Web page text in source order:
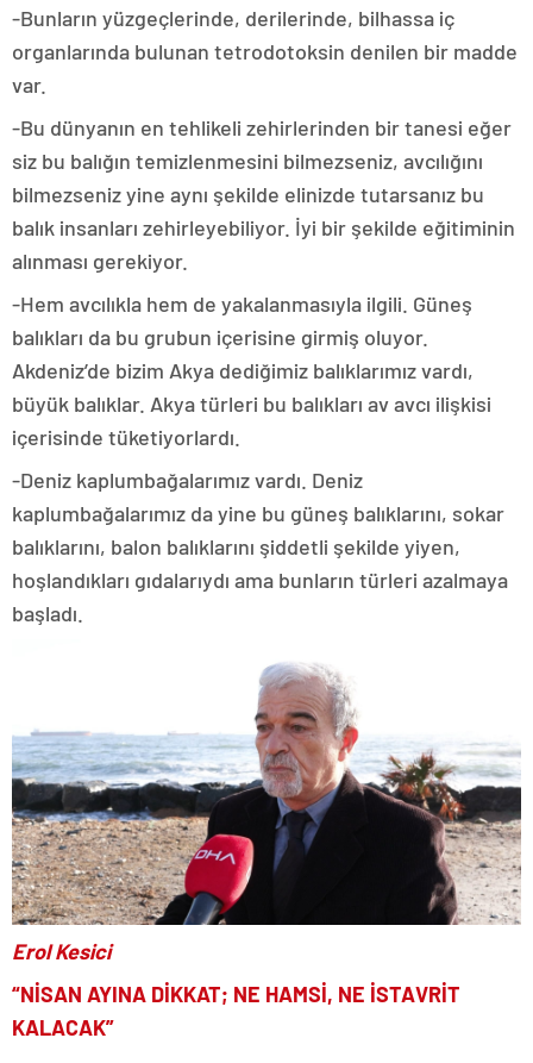
-Bunların yüzgeçlerinde, derilerinde, bilhassa iç
organlarında bulunan tetrodotoksin denilen bir madde
var.
-Bu dünyanın en tehlikeli zehirlerinden bir tanesi eğer
siz bu balığın temizlenmesini bilmezseniz, avcılığını
bilmezseniz yine aynı şekilde elinizde tutarsanız bu
balık insanları zehirleyebiliyor. İyi bir şekilde eğitiminin
alınması gerekiyor.
-Hem avcılıkla hem de yakalanmasıyla ilgili. Güneş
balıkları da bu grubun içerisine girmiş oluyor.
Akdeniz’de bizim Akya dediğimiz balıklarımız vardı,
büyük balıklar. Akya türleri bu balıkları av avcı ilişkisi
içerisinde tüketiyorlardı.
-Deniz kaplumbağalarımız vardı. Deniz
kaplumbağalarımız da yine bu güneş balıklarını, sokar
balıklarını, balon balıklarını şiddetli şekilde yiyen,
hoşlandıkları gıdalarıydı ama bunların türleri azalmaya
başladı.
Erol Kesici
“NİSAN AYINA DİKKAT; NE HAMSİ, NE İSTAVRİT
KALACAK”